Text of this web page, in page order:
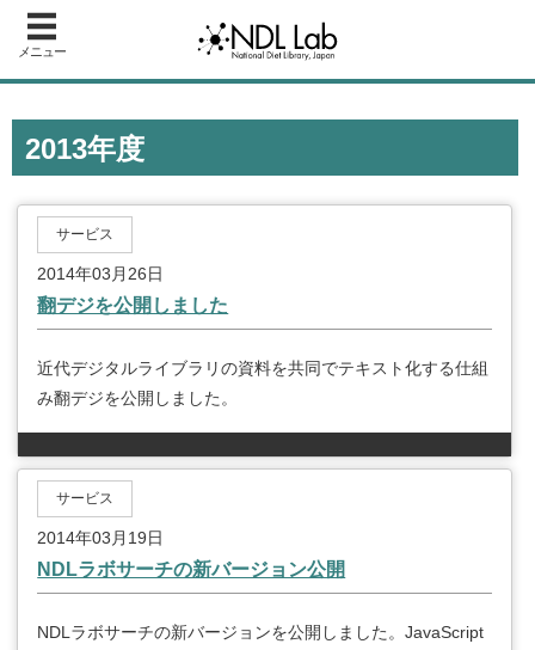
メニュー
2013年度
サービス
2014年03月26日
翻デジを公開しました
近代デジタルライブラリの資料を共同でテキスト化する仕組
み翻デジを公開しました。
サービス
2014年03月19日
NDLラボサーチの新バージョン公開
NDLラボサーチの新バージョンを公開しました。JavaScript